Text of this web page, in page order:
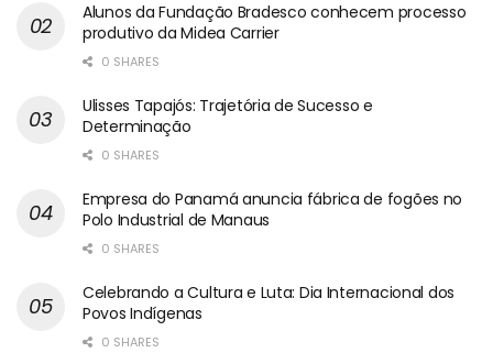
Alunos da Fundação Bradesco conhecem processo
produtivo da Midea Carrier
0 SHARES
Ulisses Tapajós: Trajetória de Sucesso e
Determinação
0 SHARES
Empresa do Panamá anuncia fábrica de fogões no
Polo Industrial de Manaus
0 SHARES
Celebrando a Cultura e Luta: Dia Internacional dos
Povos Indígenas
0 SHARES